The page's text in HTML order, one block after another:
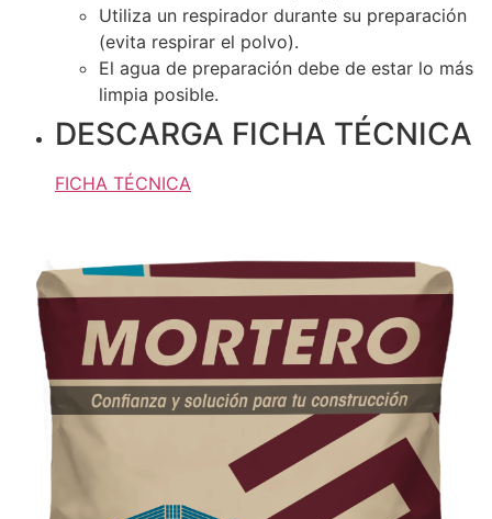
Utiliza un respirador durante su preparación
(evita respirar el polvo).
El agua de preparación debe de estar lo más
limpia posible.
DESCARGA FICHA TÉCNICA
FICHA TÉCNICA